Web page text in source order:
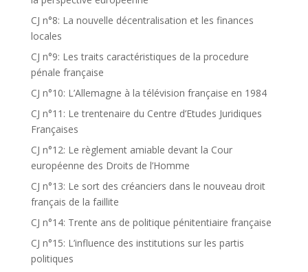
CJ n°8: La nouvelle décentralisation et les finances
locales
CJ n°9: Les traits caractéristiques de la procedure
pénale française
CJ n°10: L’Allemagne à la télévision française en 1984
CJ n°11: Le trentenaire du Centre d’Etudes Juridiques
Françaises
CJ n°12: Le règlement amiable devant la Cour
européenne des Droits de l’Homme
CJ n°13: Le sort des créanciers dans le nouveau droit
français de la faillite
CJ n°14: Trente ans de politique pénitentiaire française
CJ n°15: L’influence des institutions sur les partis
politiques